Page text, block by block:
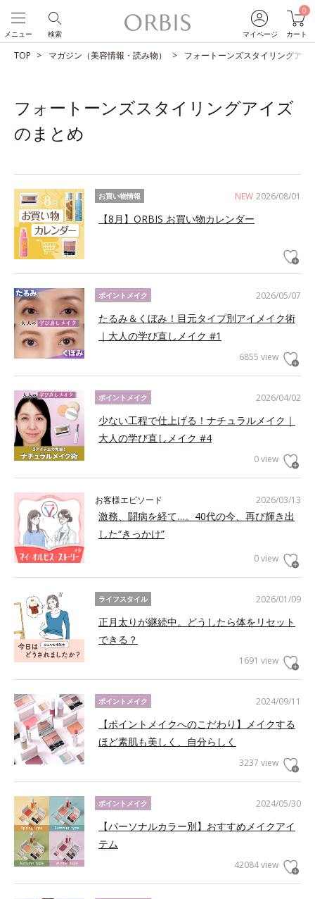
マイページ
0
カート
検索
メニュー
TOP マガジン（美容情報・読み物） フォートーンズスタイリングアイ
フォートーンズスタイリングアイズ
のまとめ
NEW 2026/08/01
お買い物情報
【8月】ORBIS お買い物カレンダー
2026/05/07
ポイントメイク
たるみ＆くぼみ！目元タイプ別アイメイク術
｜大人の学び直しメイク #1
6855 view
2026/04/02
ポイントメイク
少ない工程で仕上げる！ナチュラルメイク｜
大人の学び直しメイク #4
0 view
2026/03/13
お客様エピソード
激務、闘病を経て…。40代の今、再び輝き出
した“きっかけ”
0 view
2026/01/09
ライフスタイル
正月太りが継続中。どうしたら体をリセット
できる？
1691 view
2024/09/11
ポイントメイク
【ポイントメイクへのこだわり】メイクする
ほど素肌も美しく、自分らしく
3237 view
2024/05/30
ポイントメイク
【パーソナルカラー別】おすすめメイクアイ
テム
42084 view